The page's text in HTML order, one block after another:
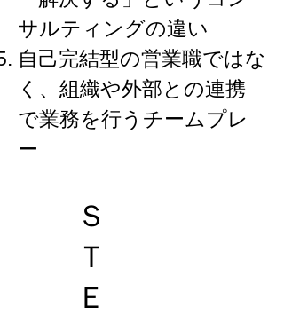
サルティングの違い
自己完結型の営業職ではな
く、組織や外部との連携
で業務を行うチームプレ
ー
Ｓ
Ｔ
Ｅ